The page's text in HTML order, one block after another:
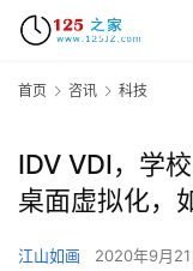
首页 咨讯 科技
IDV VDI，学
桌面虚拟化，
江山如画 2020年9月